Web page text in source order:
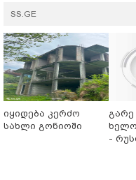
SS.GE
იყიდება კერძო
სახლი გონიოში
გარე
-